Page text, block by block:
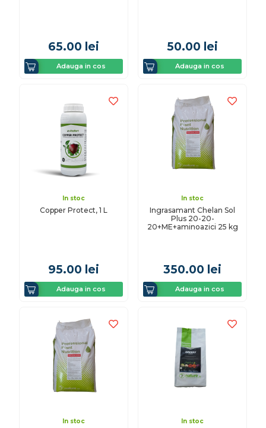
65.00 lei
Adauga in cos
50.00 lei
Adauga in cos
In stoc
Copper Protect, 1 L
95.00 lei
Adauga in cos
In stoc
Ingrasamant Chelan Sol
Plus 20-20-
20+ME+aminoazici 25 kg
350.00 lei
Adauga in cos
In stoc In stoc